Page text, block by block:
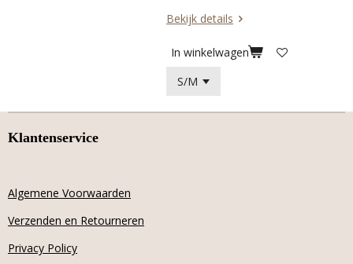
Bekijk details
In winkelwagen
Klantenservice
Algemene Voorwaarden
Verzenden en Retourneren
Privacy Policy